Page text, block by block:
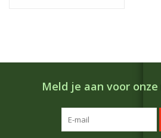
Meld je aan voor